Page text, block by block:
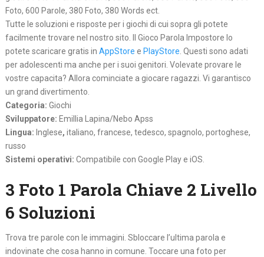
Foto, 600 Parole, 380 Foto, 380 Words ect.
Tutte le soluzioni e risposte per i giochi di cui sopra gli potete
facilmente trovare nel nostro sito. Il Gioco Parola Impostore lo
potete scaricare gratis in AppStore e PlayStore. Questi sono adati
per adolescenti ma anche per i suoi genitori. Volevate provare le
vostre capacita? Allora cominciate a giocare ragazzi. Vi garantisco
un grand divertimento.
Categoria: Giochi
Sviluppatore: Emillia Lapina/Nebo Apss
Lingua: Inglese, italiano, francese, tedesco, spagnolo, portoghese,
russo
Sistemi operativi: Compatibile con Google Play e iOS.
3 Foto 1 Parola Chiave 2 Livello
6 Soluzioni
Trova tre parole con le immagini. Sbloccare l’ultima parola e
indovinate che cosa hanno in comune. Toccare una foto per